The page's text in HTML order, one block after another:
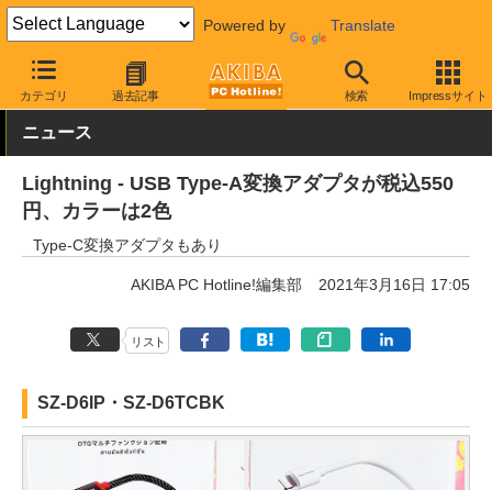
Powered by Translate
カテゴリ 過去記事 検索 Impressサイト
AKIBA PC Hotline! PC周辺機器 ケーブル 変換コネクタ
ニュース
Lightning - USB Type-A変換アダプタが税込550
円、カラーは2色
Type-C変換アダプタもあり
AKIBA PC Hotline!編集部 2021年3月16日 17:05
リスト
SZ-D6IP・SZ-D6TCBK